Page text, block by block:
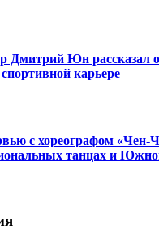
Дмитрий Юн рассказал о
карьере
с хореографом «Чен-
танцах и